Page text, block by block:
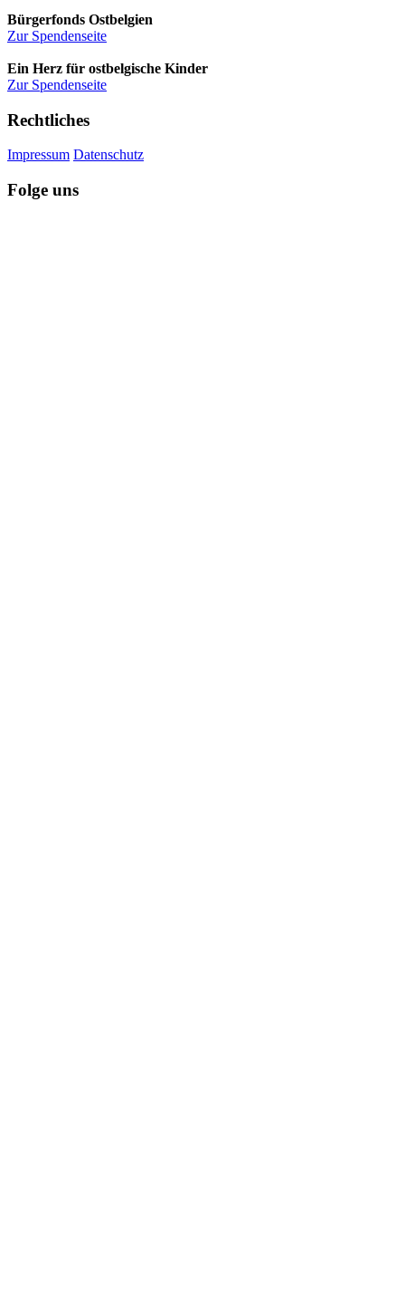
Bürgerfonds Ostbelgien
Zur Spendenseite
Ein Herz für ostbelgische Kinder
Zur Spendenseite
Rechtliches
Impressum Datenschutz
Folge uns